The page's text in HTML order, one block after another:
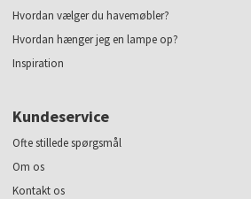
Hvordan vælger du havemøbler?
Hvordan hænger jeg en lampe op?
Inspiration
Kundeservice
Ofte stillede spørgsmål
Om os
Kontakt os